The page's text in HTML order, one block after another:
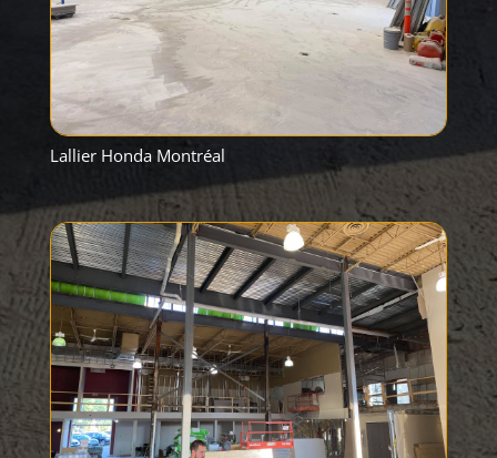
Lallier Honda Montréal